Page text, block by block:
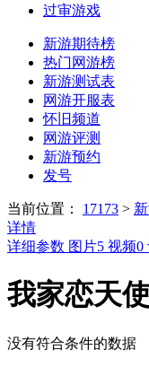
过审游戏
新游期待榜
热门网游榜
新游测试表
网游开服表
怀旧频道
网游评测
新游预约
发号
当前位置： 17173 >
详情
详细参数 图片5 视频0
我家恋天
没有符合条件的数据